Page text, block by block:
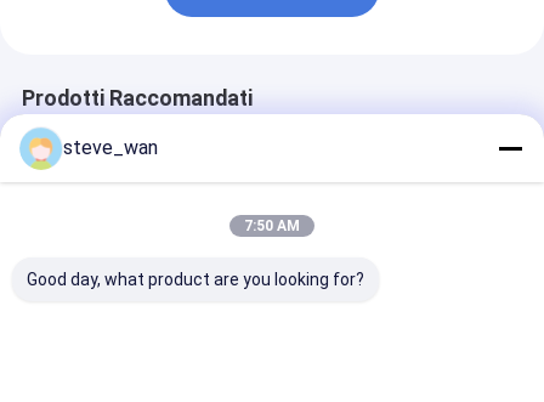
Prodotti Raccomandati
steve_wan
7:50 AM
Good day, what product are you looking for?